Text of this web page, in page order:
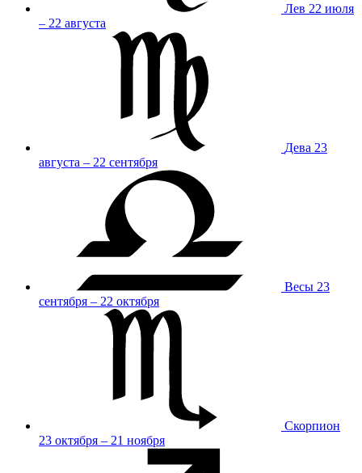
Лев 22 июля
– 22 августа
Дева 23
августа – 22 сентября
Весы 23
сентября – 22 октября
Скорпион
23 октября – 21 ноября